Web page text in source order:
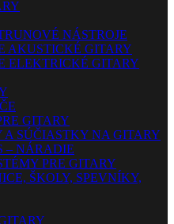
NÁSTROJE
AKUSTICKÉ GITARY
ELEKTRICKÉ GITARY
GITARY
SÚČIASTKY NA GITARY
– NÁRADIE
PRE GITARY
ŠKOLY, SPEVNÍKY,